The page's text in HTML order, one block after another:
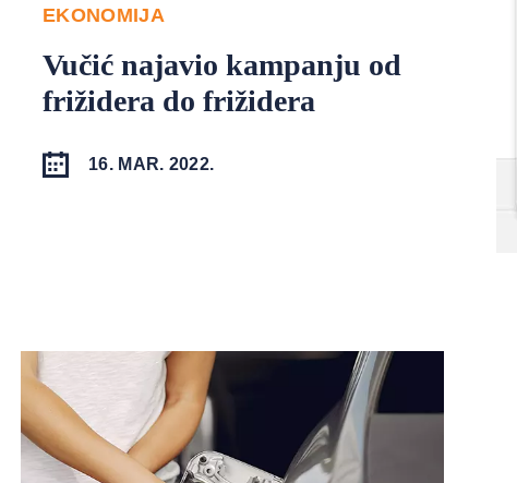
EKONOMIJA
Vučić najavio kampanju od
frižidera do frižidera
16. MAR. 2022.